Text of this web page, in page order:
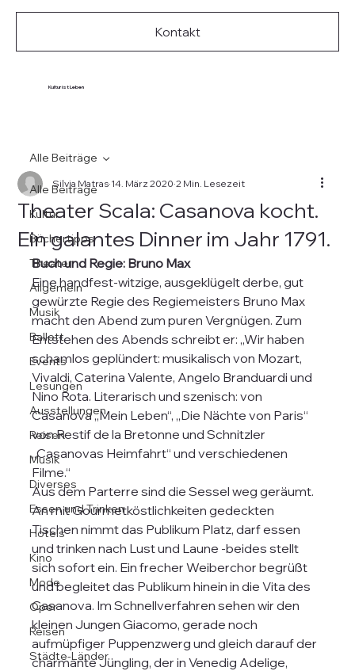
Kultur ist Leben
Kontakt
Alle Beiträge
Kultur
Büchertipps
Theater
Allgemein
Musik
Ballett
Events
Lesungen
Ausstellungen
Reisen
Musik
Diverses
Essen und Trinken
Hotels
Kino
Mode
Oper
Reisen
Städte-Länder
Alle Beiträge
Theater Scala: Casanova kocht.
Ein galantes Dinner im Jahr 1791.
Silvia Matras 14. März 2020 2 Min. Lesezeit
Buch und Regie: Bruno Max
Eine handfest-witzige, ausgeklügelt derbe, gut
gewürzte Regie des Regiemeisters Bruno Max
macht den Abend zum puren Vergnügen. Zum
Entstehen des Abends schreibt er: „Wir haben
schamlos geplündert: musikalisch von Mozart,
Vivaldi, Caterina Valente, Angelo Branduardi und
Nino Rota. Literarisch und szenisch: von
Casanova „Mein Leben“, „Die Nächte von Paris“
von Restif de la Bretonne und Schnitzler
„Casanovas Heimfahrt“ und verschiedenen
Filme.“
Aus dem Parterre sind die Sessel weg geräumt.
An mit Gourmetköstlichkeiten gedeckten
Tischen nimmt das Publikum Platz, darf essen
und trinken nach Lust und Laune -beides stellt
sich sofort ein. Ein frecher Weiberchor begrüßt
und begleitet das Publikum hinein in die Vita des
Casanova. Im Schnellverfahren sehen wir den
kleinen Jungen Giacomo, gerade noch
aufmüpfiger Puppenzwerg und gleich darauf der
charmante Jüngling, der in Venedig Adelige,